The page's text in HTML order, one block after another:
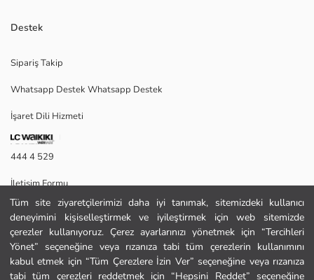
Tüm site ziyaretçilerimizi daha iyi tanımak, sitemizdeki kullanıcı
deneyimini kişiselleştirmek ve iyileştirmek için web sitemizde
çerezler kullanıyoruz. Çerez ayarlarınızı yönetmek için “Tercihleri
Yönet” seçeneğine veya rızanıza tabi tüm çerezlerin kullanımını
kabul etmek için “Tüm Çerezlere İzin Ver” seçeneğine veya rızanıza
tabi tüm çerezleri reddetmek için “Hepsini Reddet” seçeneğine
askısı ile çift taşıma sapına sahiptir. Önü baskılı ve ceplidir.
Ana Kumaş:
Astar:
Kaplama:
Zemin Kumaşı:
Satıcı:
Marka:
Cinsiyet:
Ürün Ebat:
Kalınlık:
Destek
Sipariş Takip
Whatsapp Destek Whatsapp Destek
İşaret Dili Hizmeti
444 4 529
İletişim Formu
444 4 529
Yardım